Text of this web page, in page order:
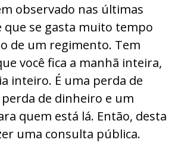
observado nas últimas
que se gasta muito tempo
de um regimento. Tem
você fica a manhã inteira,
inteiro. É uma perda de
de dinheiro e um
quem está lá. Então, desta
uma consulta pública.